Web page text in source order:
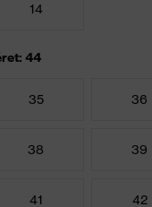
14
44
35 36
38 39
41 42